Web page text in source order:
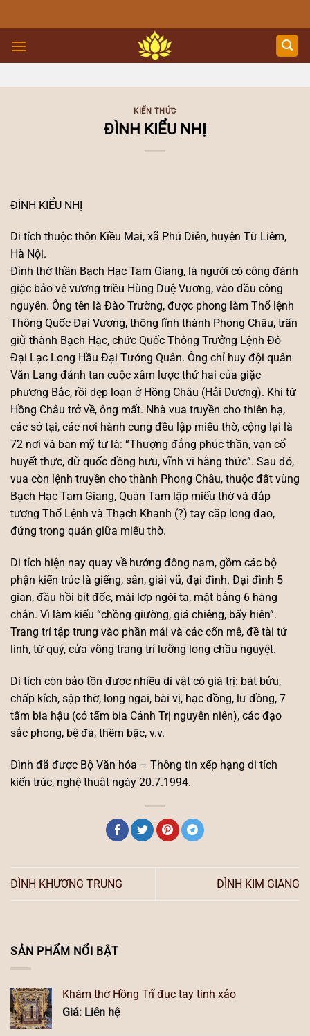
to
content
SẢN PHẨM NỔI BẬT
Khám thờ Hồng Trĩ đục tay tinh xảo
Giá: Liên hệ
KIẾN THỨC
ĐÌNH KIỂU NHỊ
ĐÌNH KIỂU NHỊ
Di tích thuộc thôn Kiều Mai, xã Phú Diễn, huyện Từ Liêm,
Hà Nội.
Đình thờ thần Bạch Hạc Tam Giang, là người có công đánh
giặc bảo vệ vương triều Hùng Duệ Vương, vào đầu công
nguyên. Ông tên là Đào Trường, được phong làm Thổ lệnh
Thông Quốc Đại Vương, thông lĩnh thành Phong Châu, trấn
giữ thành Bạch Hạc, chức Quốc Thông Trưởng Lệnh Đô
Đại Lạc Long Hầu Đại Tướng Quân. Ông chỉ huy đội quân
Văn Lang đánh tan cuộc xâm lược thứ hai của giặc
phương Bắc, rồi dẹp loạn ở Hồng Châu (Hải Dương). Khi từ
Hồng Châu trở về, ông mất. Nhà vua truyền cho thiên hạ,
các sở tại, các nơi hành cung đều lập miếu thờ, cộng lại là
72 nơi và ban mỹ tự là: “Thượng đẳng phúc thần, vạn cổ
huyết thực, dữ quốc đồng hưu, vĩnh vi hằng thức”. Sau đó,
vua còn lệnh truyền cho thành Phong Châu, thuộc đất vùng
Bạch Hạc Tam Giang, Quán Tam lập miếu thờ và đắp
tượng Thổ Lệnh và Thạch Khanh (?) tay cắp long đao,
đứng trong quán giữa miếu thờ.
Di tích hiện nay quay về hướng đông nam, gồm các bộ
phận kiến trúc là giếng, sân, giải vũ, đại đình. Đại đình 5
gian, đầu hồi bít đốc, mái lợp ngói ta, mặt bằng 6 hàng
chân. Vì làm kiểu “chồng giường, giá chiêng, bẩy hiên”.
Trang trí tập trung vào phần mái và các cốn mê, đề tài tứ
linh, tứ quý, cửa võng trang trí lưỡng long chầu nguyệt.
Di tích còn bảo tồn được nhiều di vật có giá trị: bát bửu,
chấp kích, sập thờ, long ngai, bài vị, hạc đồng, lư đồng, 7
tấm bia hậu (có tấm bia Cảnh Trị nguyên niên), các đạo
sắc phong, bệ đá, thềm bậc, v.v.
Đình đã được Bộ Văn hóa – Thông tin xếp hạng di tích
kiến trúc, nghệ thuật ngày 20.7.1994.
ĐÌNH KHƯƠNG TRUNG ĐÌNH KIM GIANG